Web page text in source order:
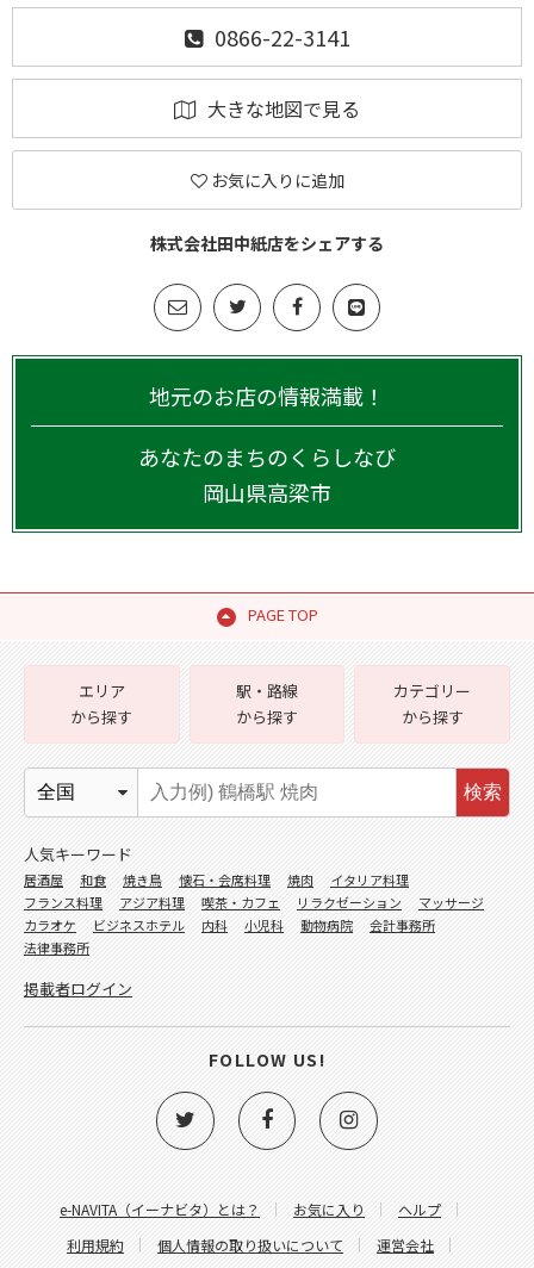
0866-22-3141
大きな地図で見る
お気に入りに追加
株式会社田中紙店をシェアする
地元のお店の情報満載！
あなたのまちのくらしなび
岡山県高梁市
PAGE TOP
e-NAVITA（イーナビタ）とは？ お気に入り
ヘルプ
利用規約
個人情報の取り扱いについて 運営会社
エリア
から探す
駅・路線
から探す
カテゴリー
から探す
検索
人気キーワード
居酒屋 和食 焼き鳥 懐石・会席料理 焼肉
イタリア料理
フランス料理
アジア料理 喫茶・カフェ リラクゼーション
マッサージ
カラオケ
ビジネスホテル 内科 小児科 動物病院
会計事務所
法律事務所
掲載者ログイン
FOLLOW US!